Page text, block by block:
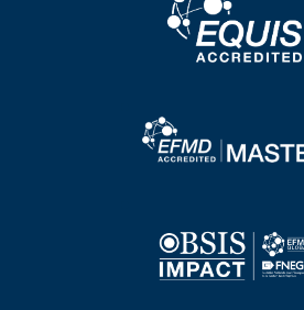
Image
Image